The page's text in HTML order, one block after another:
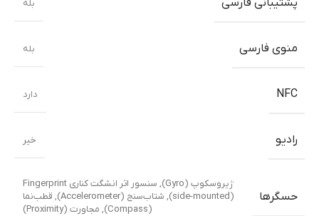
پشتیبانی فارسی بله
منوی فارسی بله
NFC دارد
رادیو خیر
حسگرها
ژیروسکوپ (Gyro), سنسور اثر انشگت کناری Fingerprint
(side-mounted), شتاب‌سنج (Accelerometer), قطب‌نما
(Compass), مجاورت (Proximity)